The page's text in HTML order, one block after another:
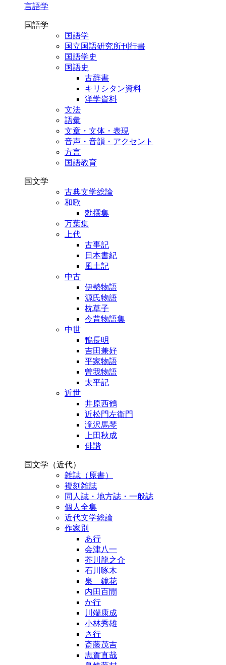
言語学
国語学
国語学
国立国語研究所刊行書
国語学史
国語史
古辞書
キリシタン資料
洋学資料
文法
語彙
文章・文体・表現
音声・音韻・アクセント
方言
国語教育
国文学
古典文学総論
和歌
勅撰集
万葉集
上代
古事記
日本書紀
風土記
中古
伊勢物語
源氏物語
枕草子
今昔物語集
中世
鴨長明
吉田兼好
平家物語
曽我物語
太平記
近世
井原西鶴
近松門左衛門
滝沢馬琴
上田秋成
俳諧
国文学（近代）
雑誌（原書）
複刻雑誌
同人誌・地方誌・一般誌
個人全集
近代文学総論
作家別
あ行
会津八一
芥川龍之介
石川啄木
泉 鏡花
内田百閒
か行
川端康成
小林秀雄
さ行
斎藤茂吉
志賀直哉